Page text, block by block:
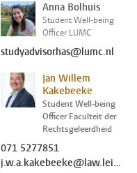
Anna Bolhuis
Student Well-being
Officer LUMC
studyadvisorhas@lumc.nl
Jan Willem
Kakebeeke
Student Well-being
Officer Faculteit der
Rechtsgeleerdheid
071 5277851
j.w.a.kakebeeke@law.leidenuniv.nl